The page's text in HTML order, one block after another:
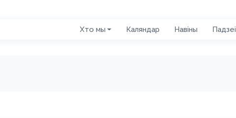
Хто мы Каляндар Навіны Падзеі